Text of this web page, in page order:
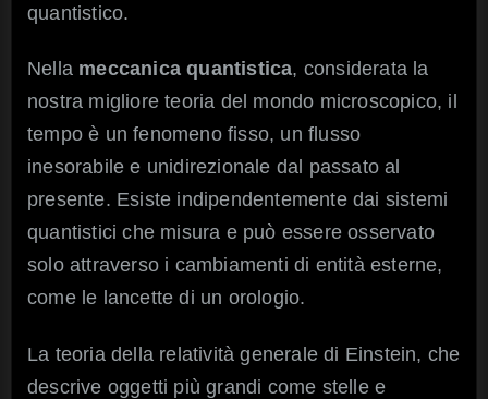
quantistico.
Nella meccanica quantistica, considerata la
nostra migliore teoria del mondo microscopico, il
tempo è un fenomeno fisso, un flusso
inesorabile e unidirezionale dal passato al
presente. Esiste indipendentemente dai sistemi
quantistici che misura e può essere osservato
solo attraverso i cambiamenti di entità esterne,
come le lancette di un orologio.
La teoria della relatività generale di Einstein, che
descrive oggetti più grandi come stelle e